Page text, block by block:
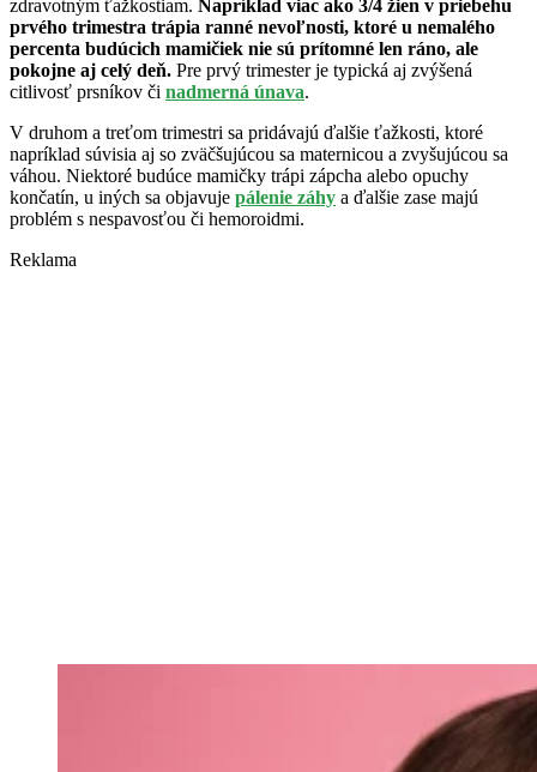
zdravotným ťažkostiam. Napríklad viac ako 3/4 žien v priebehu
prvého trimestra trápia ranné nevoľnosti, ktoré u nemalého
percenta budúcich mamičiek nie sú prítomné len ráno, ale
pokojne aj celý deň. Pre prvý trimester je typická aj zvýšená
citlivosť prsníkov či nadmerná únava.
V druhom a treťom trimestri sa pridávajú ďalšie ťažkosti, ktoré
napríklad súvisia aj so zväčšujúcou sa maternicou a zvyšujúcou sa
váhou. Niektoré budúce mamičky trápi zápcha alebo opuchy
končatín, u iných sa objavuje pálenie záhy a ďalšie zase majú
problém s nespavosťou či hemoroidmi.
Reklama